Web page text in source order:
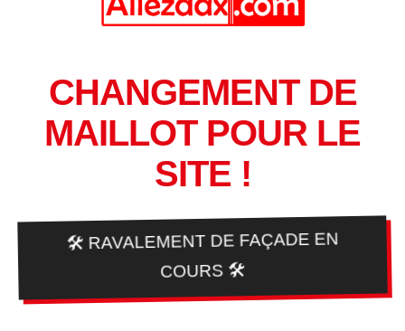
CHANGEMENT DE
MAILLOT POUR LE
SITE !
🛠️ RAVALEMENT DE FAÇADE EN
COURS 🛠️